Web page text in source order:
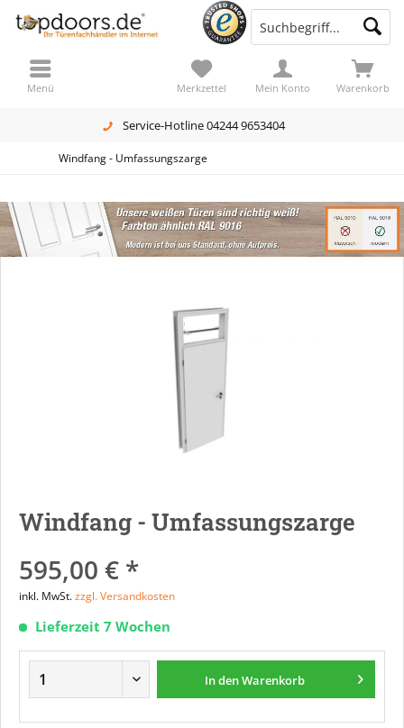
Service-Hotline 04244 9653404
Warenkorb
Merkzettel Mein Konto
Menü
Windfang - Umfassungszarge
Windfang - Umfassungszarge
595,00 € *
inkl. MwSt.zzgl. Versandkosten
Lieferzeit 7 Wochen
In denWarenkorb